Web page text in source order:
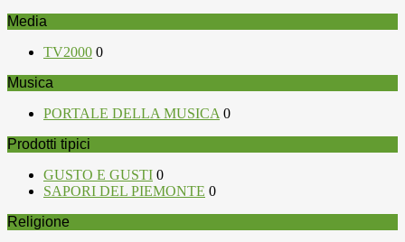
Media
TV2000 0
Musica
PORTALE DELLA MUSICA 0
Prodotti tipici
GUSTO E GUSTI 0
SAPORI DEL PIEMONTE 0
Religione